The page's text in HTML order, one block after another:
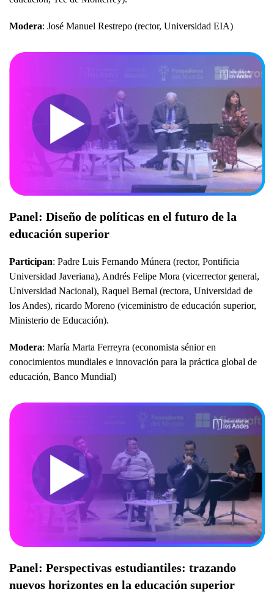
Modera: José Manuel Restrepo (rector, Universidad EIA)
Panel: Diseño de políticas en el futuro de la
educación superior
Participan: Padre Luis Fernando Múnera (rector, Pontificia
Universidad Javeriana), Andrés Felipe Mora (vicerrector general,
Universidad Nacional), Raquel Bernal (rectora, Universidad de
los Andes), ricardo Moreno (viceministro de educación superior,
Ministerio de Educación).
Modera: María Marta Ferreyra (economista sénior en
conocimientos mundiales e innovación para la práctica global de
educación, Banco Mundial)
Panel: Perspectivas estudiantiles: trazando
nuevos horizontes en la educación superior